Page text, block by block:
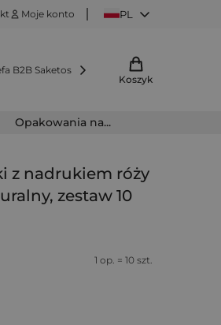
Moje konto PL
B2B Saketos
Koszyk
Opakowania na...
z nadrukiem róży
zestaw 10
1 op. = 10 szt.